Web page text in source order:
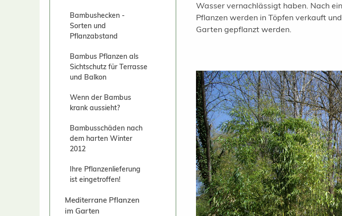
Bambushecken -
Sorten und
Pflanzabstand
Bambus Pflanzen als
Sichtschutz für Terrasse
und Balkon
Wenn der Bambus
krank aussieht?
Bambusschäden nach
dem harten Winter
2012
Ihre Pflanzenlieferung
ist eingetroffen!
Mediterrane Pflanzen
im Garten
Wasser vernachlässigt haben. Nach
Pflanzen werden in Töpfen verkauft
Garten gepflanzt werden.